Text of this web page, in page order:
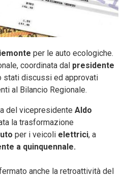
per le auto ecologiche.
coordinata dal presidente
stati discussi ed approvati
al Bilancio Regionale.
del vicepresidenteAldo
la trasformazione
per i veicoli elettrici, a
a quinquennale.
anche la retroattività del